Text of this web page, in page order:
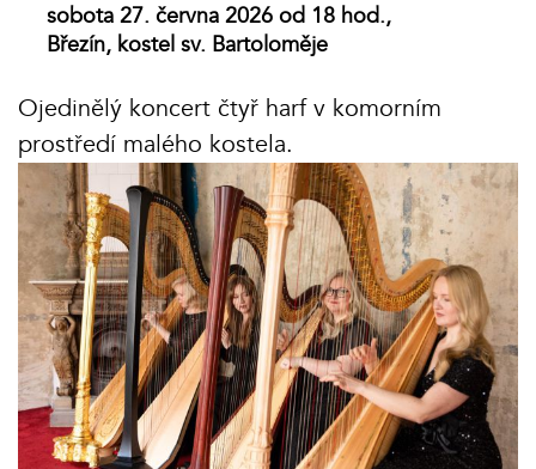
sobota 27. června 2026 od 18 hod.,
Březín, kostel sv. Bartoloměje
Ojedinělý koncert čtyř harf v komorním
prostředí malého kostela.